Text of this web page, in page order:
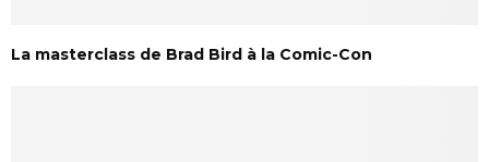
La masterclass de Brad Bird à la Comic-Con